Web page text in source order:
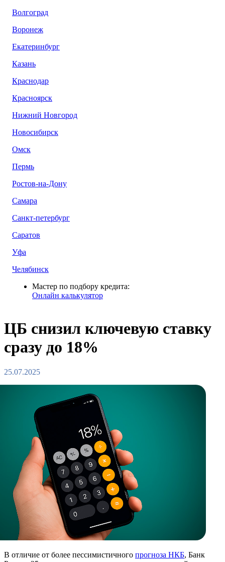
Волгоград
Воронеж
Екатеринбург
Казань
Краснодар
Красноярск
Нижний Новгород
Новосибирск
Омск
Пермь
Ростов-на-Дону
Самара
Санкт-петербург
Саратов
Уфа
Челябинск
Мастер по подбору кредита:
Онлайн калькулятор
ЦБ снизил ключевую ставку
сразу до 18%
25.07.2025
В отличие от более пессимистичного прогноза НКБ, Банк